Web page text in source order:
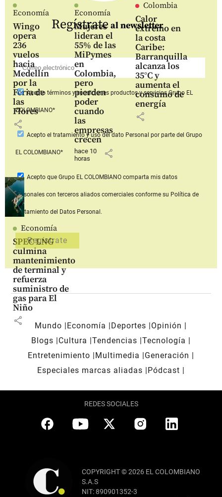
Economía
Wingo
opera
236
vuelos
hacia
Medellín
por la
Feria de
las
Flores
share
Economía
Mujeres
lideran el
55% de las
MiPymes
en
Colombia,
pero
pierden
poder
cuando
las
empresas
crecen
hace 10
horas
share
Colombia
Calor
extremo en
la costa
Caribe:
Barranquilla
alcanza los
35°C y
aumenta el
consumo de
energía
share
Economía
SPEC LNG
culmina
mantenimiento
de terminal y
refuerza
suministro de
gas para El
Niño
share
Regístrate al newsletter
Aceptotérminos y condiciones productos y serviciosGrupo EL
COLOMBIANO*
Acepto el tratamiento y uso del dato Personal por parte del Grupo
EL COLOMBIANO*
Acepto que Grupo EL COLOMBIANOcomparta mis datos
personales con terceros aliados comerciales conforme su Política de
Tratamiento del Datos Personal.
Mundo Economía Deportes
Opinión
Blogs
Cultura Tendencias Tecnología
Entretenimiento
Multimedia
Generación
Especiales marcas aliadas
Pódcast
REDES SOCIALES
COPYRIGHT © 2026 EL COLOMBIANO
S.A.S
NIT: 890901352-3